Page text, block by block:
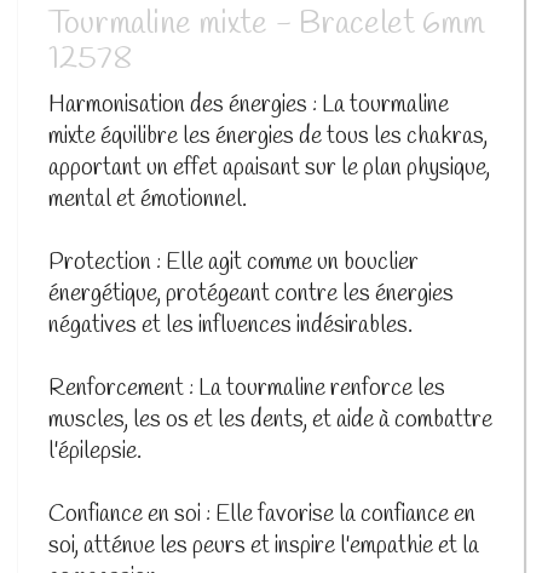
Tourmaline mixte - Bracelet 6mm
12578
Harmonisation des énergies : La tourmaline
mixte équilibre les énergies de tous les chakras,
apportant un effet apaisant sur le plan physique,
mental et émotionnel.
Protection : Elle agit comme un bouclier
énergétique, protégeant contre les énergies
négatives et les influences indésirables.
Renforcement : La tourmaline renforce les
muscles, les os et les dents, et aide à combattre
l'épilepsie.
Confiance en soi : Elle favorise la confiance en
soi, atténue les peurs et inspire l'empathie et la